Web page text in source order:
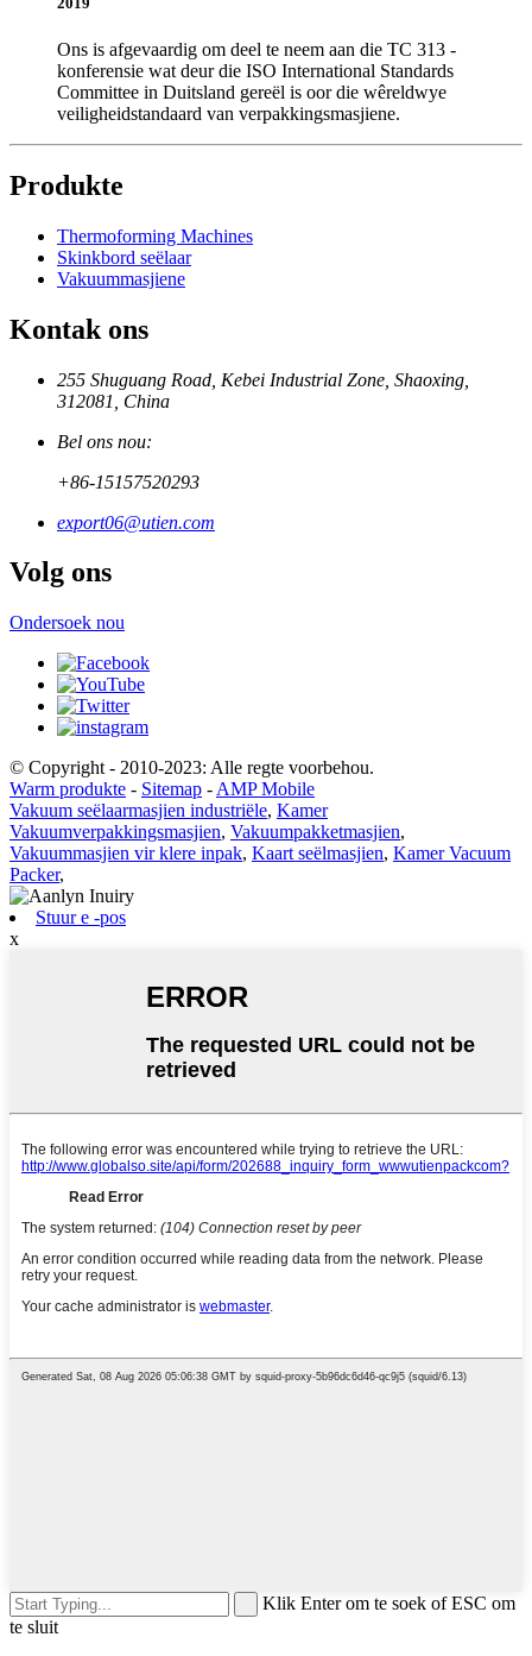
Ons is afgevaardig om deel te neem aan die TC 313 -
konferensie wat deur die ISO International Standards
Committee in Duitsland gereël is oor die wêreldwye
veiligheidstandaard van verpakkingsmasjiene.
Produkte
Thermoforming Machines
Skinkbord seëlaar
Vakuummasjiene
Kontak ons
255 Shuguang Road, Kebei Industrial Zone, Shaoxing,
312081, China
Bel ons nou:
+86-15157520293
export06@utien.com
Volg ons
Ondersoek nou
© Copyright - 2010-2023: Alle regte voorbehou.
Warm produkte - Sitemap - AMP Mobile
Vakuum seëlaarmasjien industriële, Kamer
Vakuumverpakkingsmasjien, Vakuumpakketmasjien,
Vakuummasjien vir klere inpak, Kaart seëlmasjien, Kamer Vacuum
Packer,
Stuur e -pos
x
Klik Enter om te soek of ESC om
te sluit